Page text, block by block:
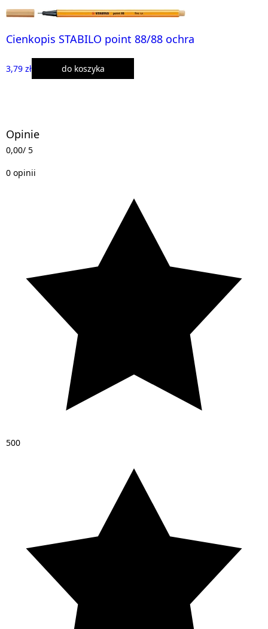
Cienkopis STABILO point 88/88 ochra
3,79 zł do koszyka
Opinie
0,00/ 5
0 opinii
500